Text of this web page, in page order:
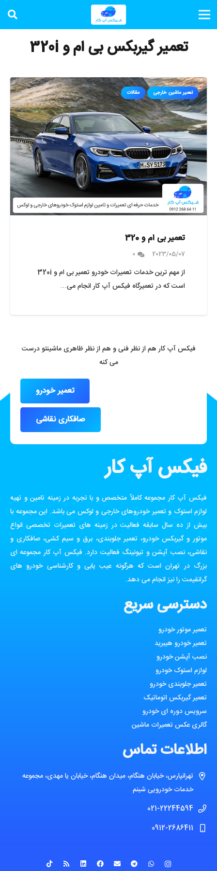
تعمیر گیربکس بی ام و 320i
تعمیر ماشین خارجی مقالات
تعمیر بی ام و 320
2023/05/07
0
از مهم ترین خدمات تعمیرات خودرو تعمیر بی ام و 320i
است که در تعمیرگاه فیکس آپ کار انجام می…
فیکس آپ کار هم از نظر فنی و هم از نظر ظاهری ماشینتو درست
می کنه
تعمیر خودرو
صافکاری نقاشی
فیکس آپ کار
فیکس آپ کار مجموعه کاملاً متخصص و با تجربه در زمینه تامین و تهیه
لوازم استوک و تعمیر خودروهای خارجی و لوکس می باشد. این مجموعه با
بیش از ده سال سابقه فعالیت در زمینه های تعمیرات تخصصی انواع
موتور و گیربکس خودرو، تعمیر جلوبندی، برق و سیم کشی، صافکاری و
نقاشی، نصب آپشن و تیونینگ فعالیت دارد. فیکس آپ کار مجموعه ای
بزرگ در تهران است که هرگونه عیب یابی و کارشناسی خودرو های
گرانقیمت را نیز انجام می دهد.
دسترسی سریع
تعمیر موتور خودرو
تعمیر خودرو هیبرید
نصب آپشن خودرو
لوازم استوک خودرو
تعمیر جلوبندی خودرو
تعمیر گیربکس اتوماتیک
سرویس دوره ای خودرو
گالری عکس تعمیرات ماشین
اطلاعات تماس
تهرانپارس، خیابان هنگام، میدان هنگام، خیابان یا مهدی، مجموعه
خدمات خودرویی شبنم
021-22244594
0912-2686411